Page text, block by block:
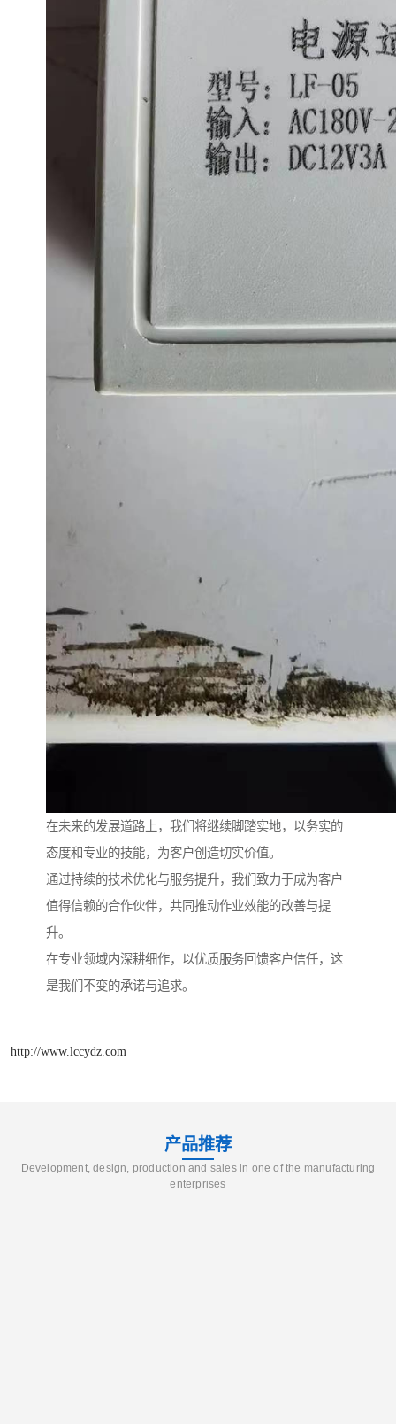
在未来的发展道路上，我们将继续脚踏实地，以务实的
态度和专业的技能，为客户创造切实价值。
通过持续的技术优化与服务提升，我们致力于成为客户
值得信赖的合作伙伴，共同推动作业效能的改善与提
升。
在专业领域内深耕细作，以优质服务回馈客户信任，这
是我们不变的承诺与追求。
http://www.lccydz.com
产品推荐
Development, design, production and sales in one of the manufacturing
enterprises